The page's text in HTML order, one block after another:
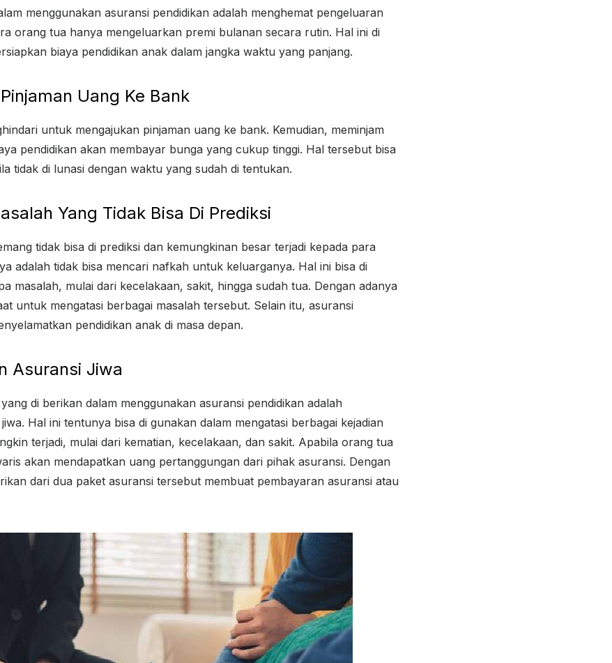
menggunakan asuransi pendidikan adalah menghemat pengeluaran
orang tua hanya mengeluarkan premi bulanan secara rutin. Hal ini di
biaya pendidikan anak dalam jangka waktu yang panjang.
Uang Ke Bank
untuk mengajukan pinjaman uang ke bank. Kemudian, meminjam
pendidikan akan membayar bunga yang cukup tinggi. Hal tersebut bisa
tidak di lunasi dengan waktu yang sudah di tentukan.
Yang Tidak Bisa Di Prediksi
tidak bisa di prediksi dan kemungkinan besar terjadi kepada para
adalah tidak bisa mencari nafkah untuk keluarganya. Hal ini bisa di
masalah, mulai dari kecelakaan, sakit, hingga sudah tua. Dengan adanya
untuk mengatasi berbagai masalah tersebut. Selain itu, asuransi
pendidikan anak di masa depan.
Asuransi Jiwa
di berikan dalam menggunakan asuransi pendidikan adalah
Hal ini tentunya bisa di gunakan dalam mengatasi berbagai kejadian
terjadi, mulai dari kematian, kecelakaan, dan sakit. Apabila orang tua
akan mendapatkan uang pertanggungan dari pihak asuransi. Dengan
dari dua paket asuransi tersebut membuat pembayaran asuransi atau